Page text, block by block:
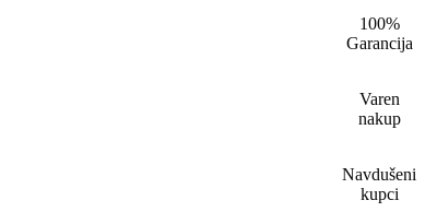
100%
Garancija
Varen
nakup
Navdušeni
kupci